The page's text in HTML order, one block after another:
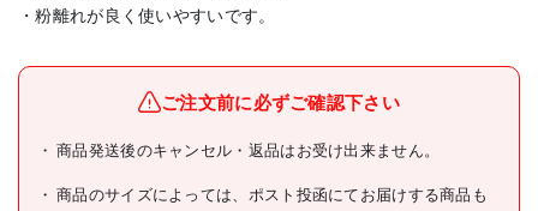
・粉離れが良く使いやすいです。
ブランド名 蝶プラ
商品名 蝶プラ 計量スプーン2ml
型式 210267
ご注文前に必ずご確認下さい
商品発送後のキャンセル・返品はお受け出来ません。
商品のサイズによっては、ポスト投函にてお届けする商品も